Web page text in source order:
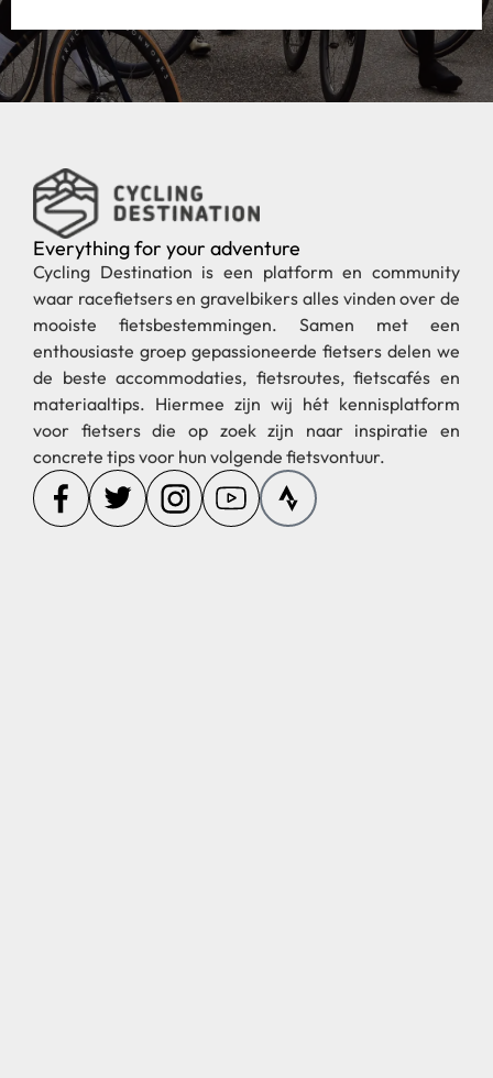
Everything for your adventure
Cycling Destination is een platform en community
waar racefietsers en gravelbikers alles vinden over de
mooiste fietsbestemmingen. Samen met een
enthousiaste groep gepassioneerde fietsers delen we
de beste accommodaties, fietsroutes, fietscafés en
materiaaltips. Hiermee zijn wij hét kennisplatform
voor fietsers die op zoek zijn naar inspiratie en
concrete tips voor hun volgende fietsvontuur.